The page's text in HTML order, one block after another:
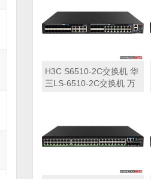
H3C S6510-2C交换机 华
三LS-6510-2C交换机 万